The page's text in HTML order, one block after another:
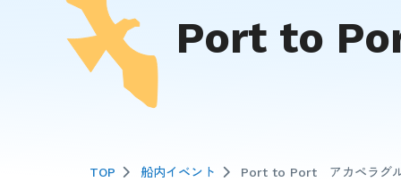
Port to
TOP 船内イベント Port to Port アカペラグ